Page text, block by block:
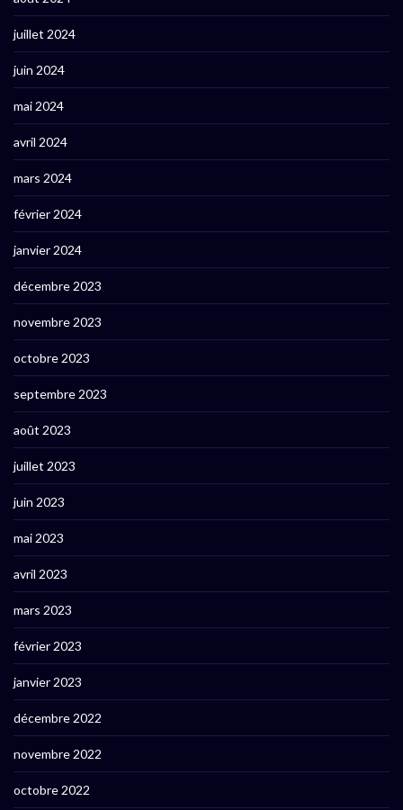
juillet 2024
juin 2024
mai 2024
avril 2024
mars 2024
février 2024
janvier 2024
décembre 2023
novembre 2023
octobre 2023
septembre 2023
août 2023
juillet 2023
juin 2023
mai 2023
avril 2023
mars 2023
février 2023
janvier 2023
décembre 2022
novembre 2022
octobre 2022